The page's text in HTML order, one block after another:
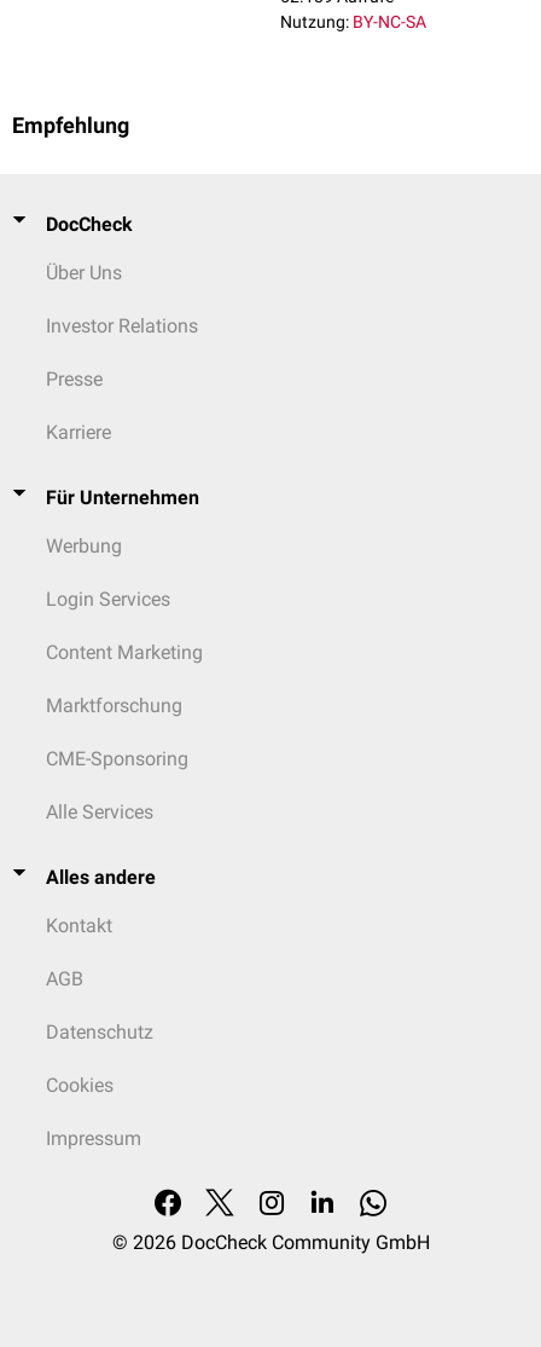
Nutzung: BY-NC-SA
Empfehlung
DocCheck
Über Uns
Investor Relations
Presse
Karriere
Für Unternehmen
Werbung
Login Services
Content Marketing
Marktforschung
CME-Sponsoring
Alle Services
Alles andere
Kontakt
AGB
Datenschutz
Cookies
Impressum
© 2026 DocCheck Community GmbH